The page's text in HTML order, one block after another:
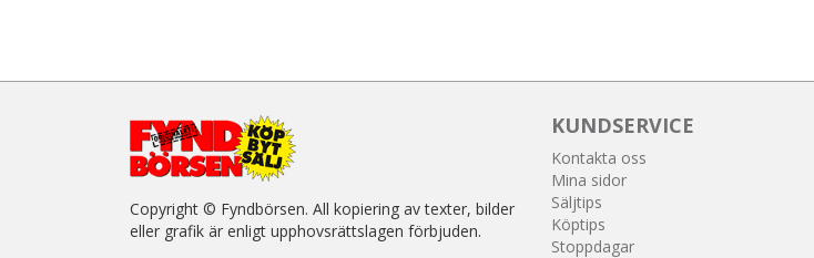
Copyright © Fyndbörsen. All kopiering av texter, bilder
eller grafik är enligt upphovsrättslagen förbjuden.
KUNDSERVICE
Kontakta oss
Mina sidor
Säljtips
Köptips
Stoppdagar